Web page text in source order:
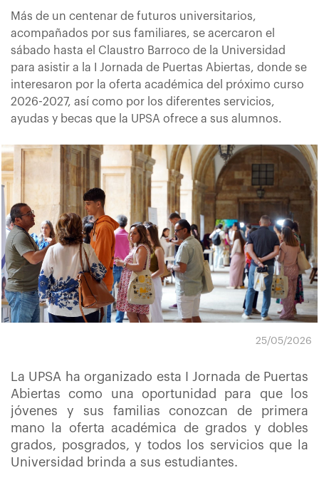
Más de un centenar de futuros universitarios,
acompañados por sus familiares, se acercaron el
sábado hasta el Claustro Barroco de la Universidad
para asistir a la I Jornada de Puertas Abiertas, donde se
interesaron por la oferta académica del próximo curso
2026-2027, así como por los diferentes servicios,
ayudas y becas que la UPSA ofrece a sus alumnos.
25/05/2026
La UPSA ha organizado esta I Jornada de Puertas
Abiertas como una oportunidad para que los
jóvenes y sus familias conozcan de primera
mano la oferta académica de grados y dobles
grados, posgrados, y todos los servicios que la
Universidad brinda a sus estudiantes.